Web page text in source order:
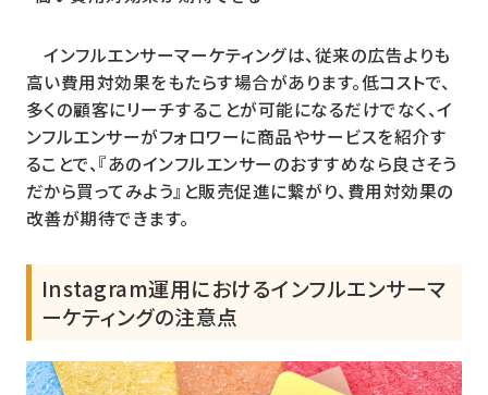
インフルエンサーマーケティングは、従来の広告よりも
高い費用対効果をもたらす場合があります。低コストで、
多くの顧客にリーチすることが可能になるだけでなく、イ
ンフルエンサーがフォロワーに商品やサービスを紹介す
ることで、『あのインフルエンサーのおすすめなら良さそう
だから買ってみよう』と販売促進に繋がり、費用対効果の
改善が期待できます。
Instagram運用におけるインフルエンサーマ
ーケティングの注意点